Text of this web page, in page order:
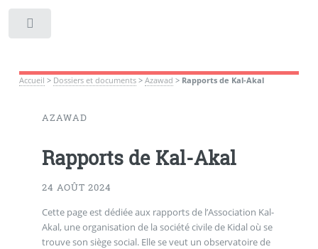
Accueil > Dossiers et documents> Azawad > Rapports de Kal-Akal
AZAWAD
Rapports de Kal-Akal
24 AOÛT 2024
Cette page est dédiée aux rapports de l’Association Kal-
Akal, une organisation de la société civile de Kidal où se
trouve son siège social. Elle se veut un observatoire de